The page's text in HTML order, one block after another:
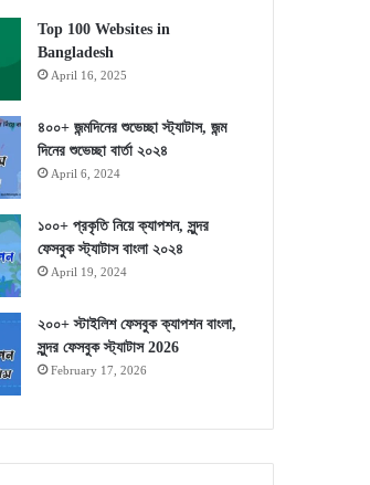
Top 100 Websites in
Bangladesh
April 16, 2025
৪০০+ জন্মদিনের শুভেচ্ছা স্ট্যাটাস, জন্ম
দিনের শুভেচ্ছা বার্তা ২০২৪
April 6, 2024
১০০+ প্রকৃতি নিয়ে ক্যাপশন, সুন্দর
ফেসবুক স্ট্যাটাস বাংলা ২০২৪
April 19, 2024
২০০+ স্টাইলিশ ফেসবুক ক্যাপশন বাংলা,
সুন্দর ফেসবুক স্ট্যাটাস 2026
February 17, 2026